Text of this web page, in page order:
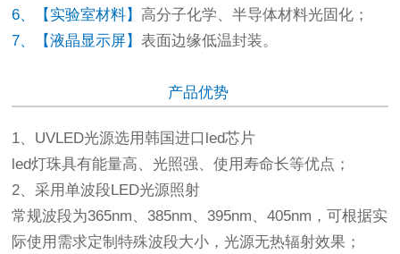
6、【实验室材料】高分子化学、半导体材料光固化；
7、【液晶显示屏】表面边缘低温封装。
产品优势
1、UVLED光源选用韩国进口led芯片
led灯珠具有能量高、光照强、使用寿命长等优点；
2、采用单波段LED光源照射
常规波段为365nm、385nm、395nm、405nm，可根据实
际使用需求定制特殊波段大小，光源无热辐射效果；